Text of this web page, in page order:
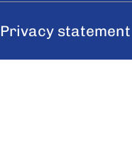
e
b
t
a
Privacy statement